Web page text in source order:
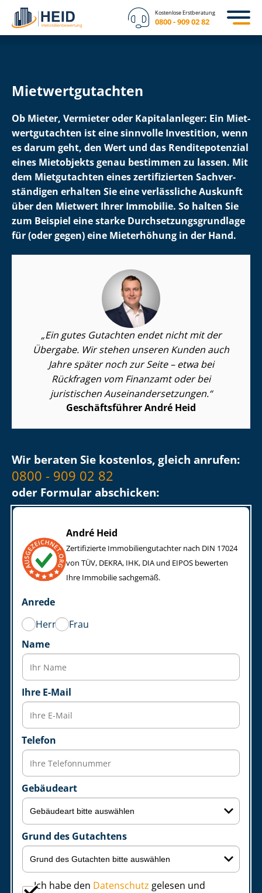
Kostenlose Erstberatung
0800 - 909 02 82
Miet­wert­gut­ach­ten
Ob Mieter, Vermieter oder Kapitalanleger: Ein Miet­
wert­gut­ach­ten ist eine sinnvolle Investition, wenn
es darum geht, den Wert und das Ren­di­te­po­ten­zi­al
eines Mietobjekts genau bestimmen zu lassen. Mit
dem Mietgutachten eines zertifizierten Sach­ver­
stän­di­gen erhalten Sie eine verlässliche Auskunft
über den Mietwert Ihrer Immobilie. So halten Sie
zum Beispiel eine starke Durch­set­zungs­grund­la­ge
für (oder gegen) eine Mieterhöhung in der Hand.
Ein gutes Gutachten endet nicht mit der
Übergabe. Wir stehen unseren Kunden auch
Jahre später noch zur Seite – etwa bei
Rückfragen vom Finanzamt oder bei
juristischen Aus­ein­an­der­set­zun­gen.
Geschäftsführer André Heid
Wir beraten Sie kostenlos, gleich anrufen:
0800 - 909 02 82
oder Formular abschicken:
André Heid
Zertifizierte Im­mo­bi­li­en­gut­ach­ter nach DIN 17024
von TÜV, DEKRA, IHK, DIA und EIPOS bewerten
Ihre Immobilie sachgemäß.
Anrede
Herr
Frau
Name
Ihre E-Mail
Telefon
Gebäudeart
Grund des Gutachtens
Ich habe den Datenschutz gelesen und